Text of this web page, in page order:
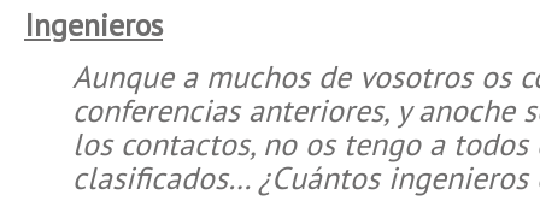
Ingenieros
Aunque a muchos de vosotros os
conferencias anteriores, y anoche
los contactos, no os tengo a
clasificados… ¿Cuántos ingenieros